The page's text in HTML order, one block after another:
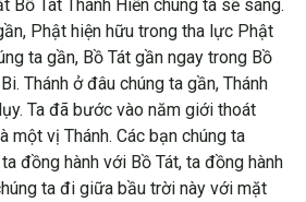
Bồ Tát Thánh Hiền chúng ta sẽ sáng.
Phật hiện hữu trong tha lực Phật
ta gần, Bồ Tát gần ngay trong Bồ
Thánh ở đâu chúng ta gần, Thánh
Ta đã bước vào năm giới thoát
một vị Thánh. Các bạn chúng ta
đồng hành với Bồ Tát, ta đồng hành
ta đi giữa bầu trời này với mặt